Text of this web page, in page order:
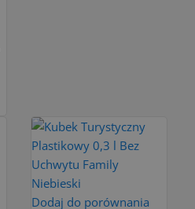
Dodaj do porównania